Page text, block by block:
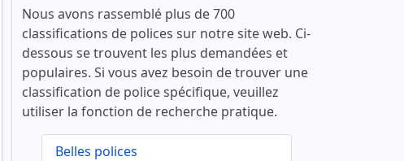
Nous avons rassemblé plus de 700
classifications de polices sur notre site web. Ci-
dessous se trouvent les plus demandées et
populaires. Si vous avez besoin de trouver une
classification de police spécifique, veuillez
utiliser la fonction de recherche pratique.
Belles polices